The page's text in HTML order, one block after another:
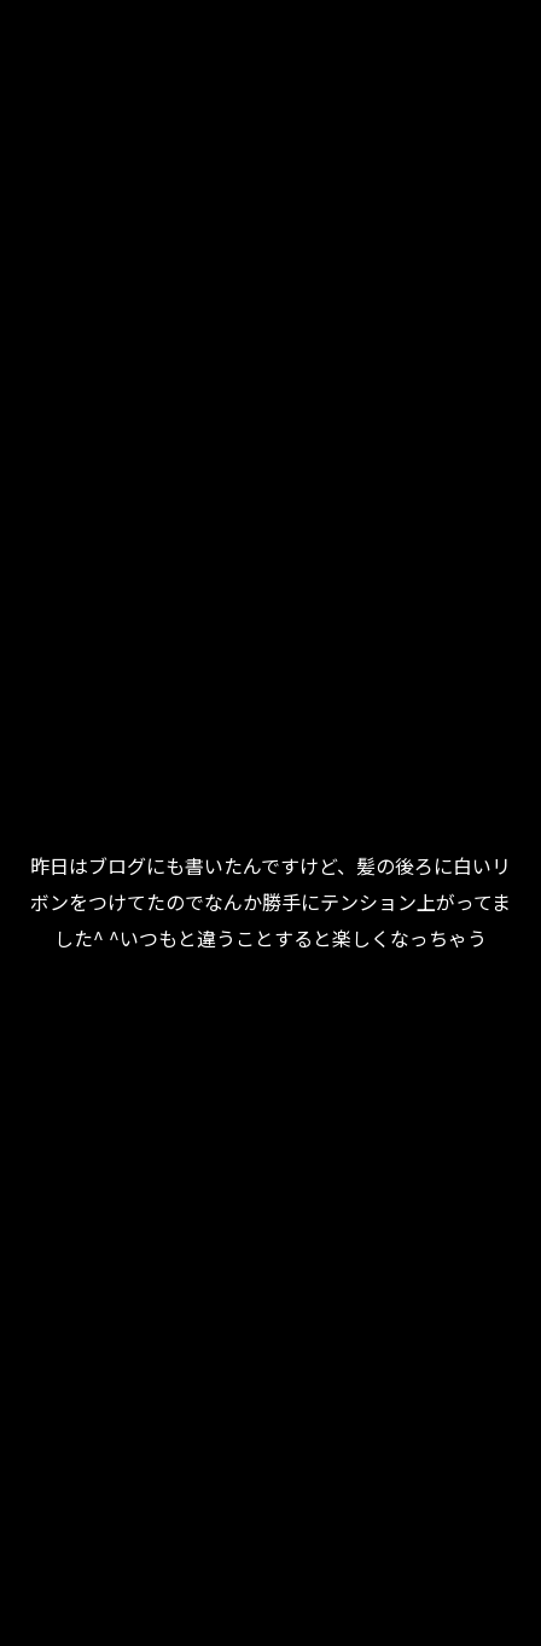
昨日はブログにも書いたんですけど、髪の後ろに白いリ
ボンをつけてたのでなんか勝手にテンション上がってま
した^ ^いつもと違うことすると楽しくなっちゃう